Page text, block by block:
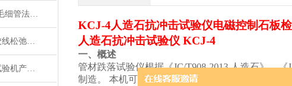
SYD-0620型真空减压毛细管法沥青动力粘度试验仪展示
WSC-300型预应力钢绞线松弛试验机 产品展示
砂基透水砖落球冲击试验机产品展示
KCJ-4人造石抗冲击试验仪电磁控制石板
人造石抗冲击试验仪 KCJ-4
一、概述
管材跌落试验仪根据《JC/T908-2013,人造石》、《
制造。
本机可对人造石按照标准配置相应钢球作